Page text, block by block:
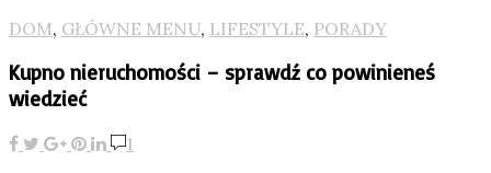
DOM, GŁÓWNE MENU, LIFESTYLE, PORADY
Kupno nieruchomości – sprawdź co powinieneś
wiedzieć
1